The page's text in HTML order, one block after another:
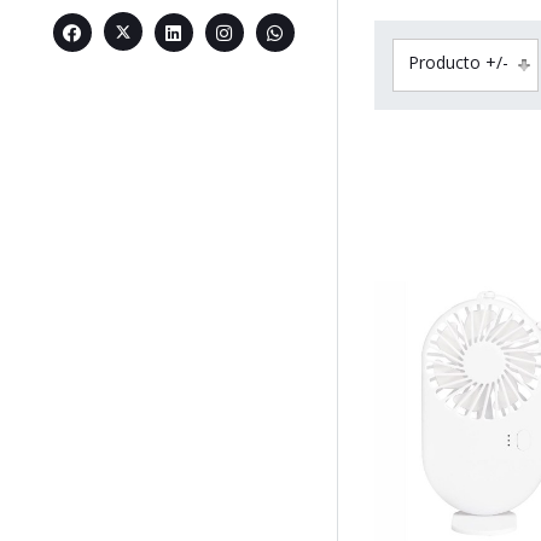
Producto +/-